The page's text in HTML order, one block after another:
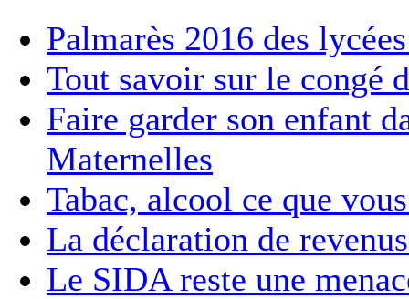
Palmarès 2016 des
Tout savoir sur le congé
Faire garder son enfant
Maternelles
Tabac, alcool ce que
La déclaration de
Le SIDA reste une